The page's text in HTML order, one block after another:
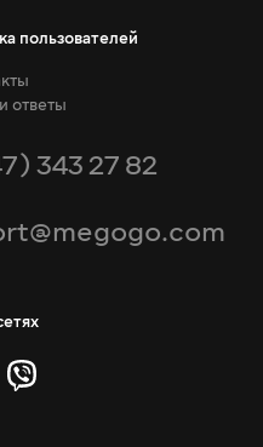
пользователей
ответы
343 27 82